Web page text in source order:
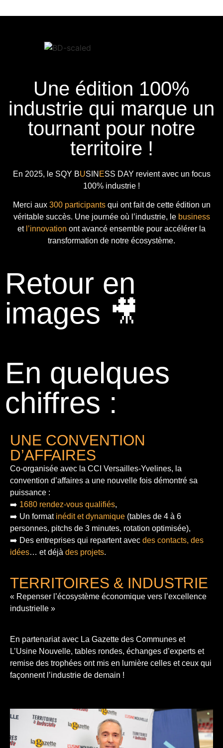
Une édition 100%
industrie qui marque un
tournant pour notre
territoire !
En 2025, le SQY BUSIN ESS DAY revient avec un focus
100% industrie !
Merci aux 300 participantsqui ont fait de cette édition un
véritable succès. Une journée où l’industrie, le business
et l’innovation ont avancé ensemble pour accélérer la
transformation de notre écosystème.
Retour en
images 🎥
En quelques
chiffres :
UNE CONVENTION
D’AFFAIRES
Co-organisée avec la CCI Versailles-Yvelines, la
convention d’affaires a une nouvelle fois démontré sa
puissance :
➡️ 1680 rendez-vous qualifiés,
➡️ Un format inédit et dynamique (tables de 4 à 6
personnes, pitchs de 3 minutes, rotation optimisée),
➡️ Des entreprises qui repartent avec des contacts, des
idées… et déjà des projets.
TERRITOIRES & INDUSTRIE
« Repenser l’écosystème économique vers l’excellence
industrielle »
En partenariat avec La Gazette des Communes et
L’Usine Nouvelle, tables rondes, échanges d’experts et
remise des trophées ont mis en lumière celles et ceux qui
façonnent l’industrie de demain !